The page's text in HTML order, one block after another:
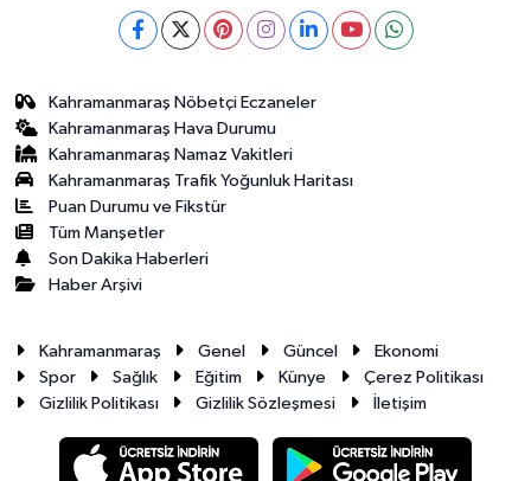
Kahramanmaraş Nöbetçi Eczaneler
Kahramanmaraş Hava Durumu
Kahramanmaraş Namaz Vakitleri
Kahramanmaraş Trafik Yoğunluk Haritası
Puan Durumu ve Fikstür
Tüm Manşetler
Son Dakika Haberleri
Haber Arşivi
Kahramanmaraş Genel Güncel
Ekonomi
Spor
Sağlık Eğitim Künye
Çerez Politikası
Gizlilik Politikası
Gizlilik Sözleşmesi İletişim